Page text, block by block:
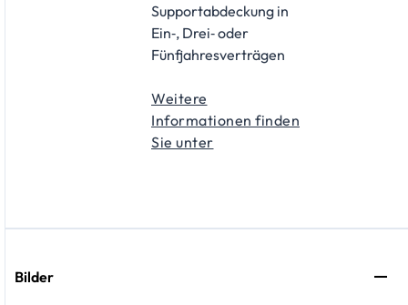
Supportabdeckung in
Ein‑, Drei‑ oder
Fünfjahresverträgen
Weitere
Informationen finden
Sie unter
Bilder